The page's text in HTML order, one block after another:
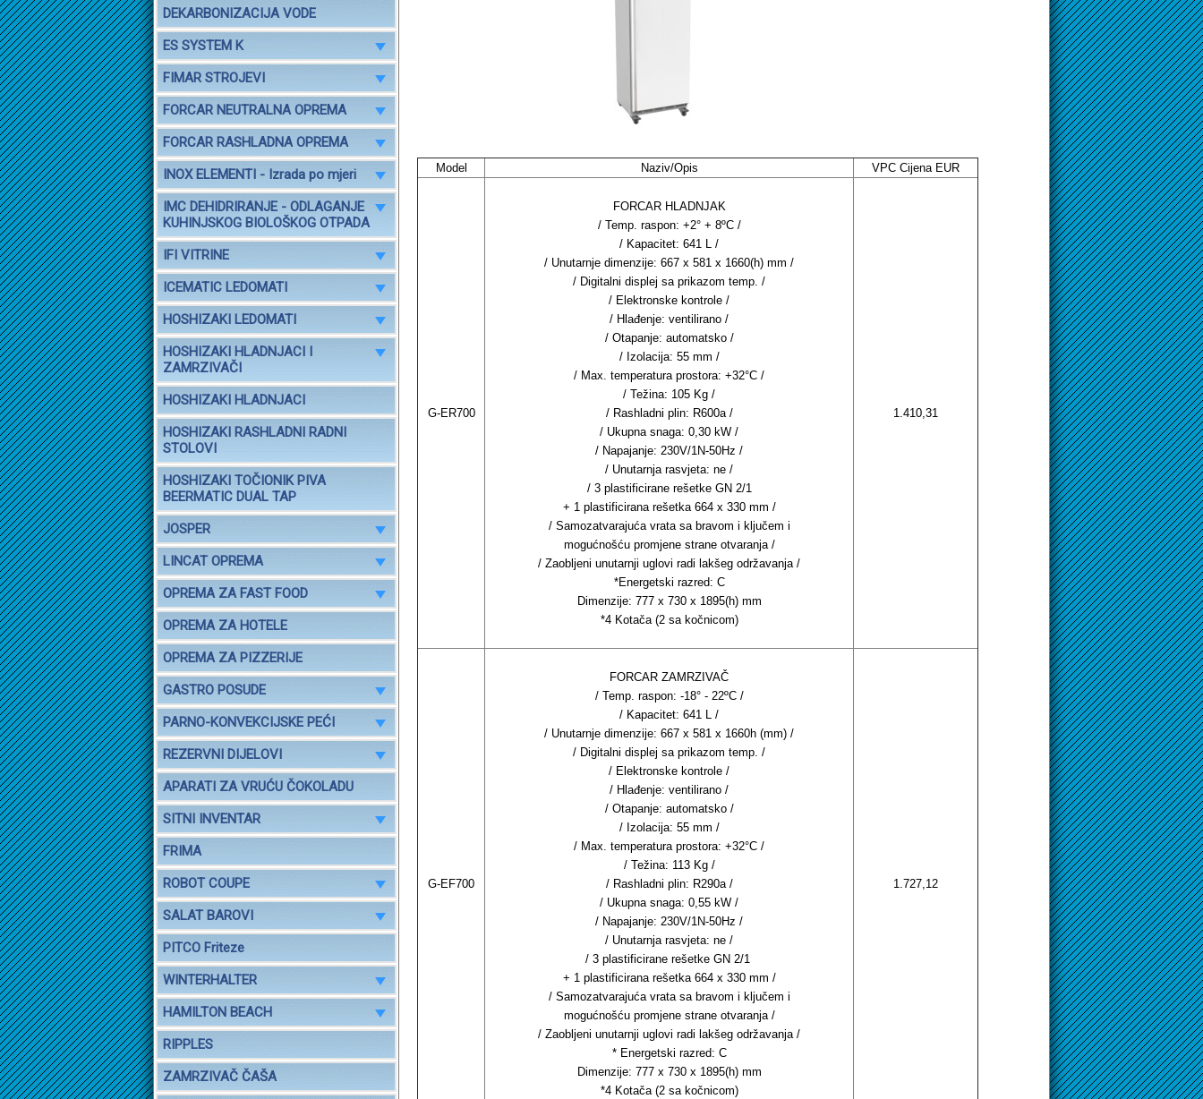
DEKARBONIZACIJA VODE
ES SYSTEM K
FIMAR STROJEVI
FORCAR NEUTRALNA OPREMA
FORCAR RASHLADNA OPREMA
INOX ELEMENTI - Izrada po mjeri
IMC DEHIDRIRANJE - ODLAGANJE
KUHINJSKOG BIOLOŠKOG OTPADA
IFI VITRINE
ICEMATIC LEDOMATI
HOSHIZAKI LEDOMATI
HOSHIZAKI HLADNJACI I
ZAMRZIVAČI
HOSHIZAKI HLADNJACI
HOSHIZAKI RASHLADNI RADNI
STOLOVI
HOSHIZAKI TOČIONIK PIVA
BEERMATIC DUAL TAP
JOSPER
LINCAT OPREMA
OPREMA ZA FAST FOOD
OPREMA ZA HOTELE
OPREMA ZA PIZZERIJE
GASTRO POSUDE
PARNO-KONVEKCIJSKE PEĆI
REZERVNI DIJELOVI
APARATI ZA VRUĆU ČOKOLADU
SITNI INVENTAR
FRIMA
ROBOT COUPE
SALAT BAROVI
PITCO Friteze
WINTERHALTER
HAMILTON BEACH
RIPPLES
ZAMRZIVAČ ČAŠA
Model Naziv/Opis VPC Cijena EUR
G-ER700
FORCAR HLADNJAK
/ Temp. raspon: +2° + 8ºC /
/ Kapacitet: 641 L /
/ Unutarnje dimenzije: 667 x 581 x 1660(h) mm /
/ Digitalni displej sa prikazom temp. /
/ Elektronske kontrole /
/ Hlađenje: ventilirano /
/ Otapanje: automatsko /
/ Izolacija: 55 mm /
/ Max. temperatura prostora: +32°C /
/ Težina: 105 Kg /
/ Rashladni plin: R600a /
/ Ukupna snaga: 0,30 kW /
/ Napajanje: 230V/1N-50Hz /
/ Unutarnja rasvjeta: ne /
/ 3 plastificirane rešetke GN 2/1
+ 1 plastificirana rešetka 664 x 330 mm /
/ Samozatvarajuća vrata sa bravom i ključem i
mogućnošću promjene strane otvaranja /
/ Zaobljeni unutarnji uglovi radi lakšeg održavanja /
*Energetski razred: C
Dimenzije: 777 x 730 x 1895(h) mm
*4 Kotača (2 sa kočnicom)
1.410,31
G-EF700
FORCAR ZAMRZIVAČ
/ Temp. raspon: -18° - 22ºC /
/ Kapacitet: 641 L /
/ Unutarnje dimenzije: 667 x 581 x 1660h (mm) /
/ Digitalni displej sa prikazom temp. /
/ Elektronske kontrole /
/ Hlađenje: ventilirano /
/ Otapanje: automatsko /
/ Izolacija: 55 mm /
/ Max. temperatura prostora: +32°C /
/ Težina: 113 Kg /
/ Rashladni plin: R290a /
/ Ukupna snaga: 0,55 kW /
/ Napajanje: 230V/1N-50Hz /
/ Unutarnja rasvjeta: ne /
/ 3 plastificirane rešetke GN 2/1
+ 1 plastificirana rešetka 664 x 330 mm /
/ Samozatvarajuća vrata sa bravom i ključem i
mogućnošću promjene strane otvaranja /
/ Zaobljeni unutarnji uglovi radi lakšeg održavanja /
* Energetski razred: C
Dimenzije: 777 x 730 x 1895(h) mm
*4 Kotača (2 sa kočnicom)
1.727,12